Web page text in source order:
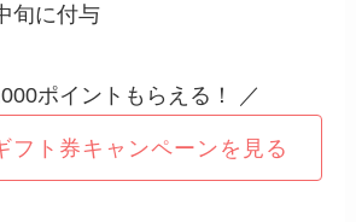
旬に付与
ポイントもらえる！ ／
フト券キャンペーンを見る